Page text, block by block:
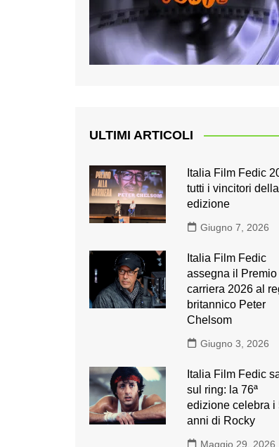
ULTIMI ARTICOLI
Italia Film Fedic
tutti i vincitori
edizione
Giugno 7, 2026
Italia Film Fedic
assegna il Premio
carriera 2026 al
britannico Peter
Chelsom
Giugno 3, 2026
Italia Film Fedic
sul ring: la 76ª
edizione celebra i
anni di Rocky
Maggio 29, 2026